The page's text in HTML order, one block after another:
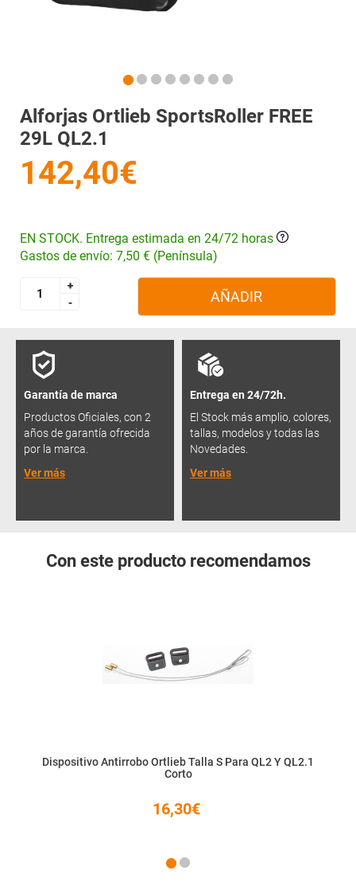
Alforjas Ortlieb SportsRoller FREE
29L QL2.1
142,40€
EN STOCK. Entrega estimada en 24/72 horas
Gastos de envío: 7,50 € (Península)
+
-
+
-
AÑADIR
Garantía de marca
Productos Oficiales, con 2
años de garantía ofrecida
por la marca.
Ver más
Entrega en 24/72h.
El Stock más amplio, colores,
tallas, modelos y todas las
Novedades.
Ver más
Con este producto recomendamos
Dispositivo Antirrobo Ortlieb Talla S Para QL2 Y QL2.1
Corto
16,30€